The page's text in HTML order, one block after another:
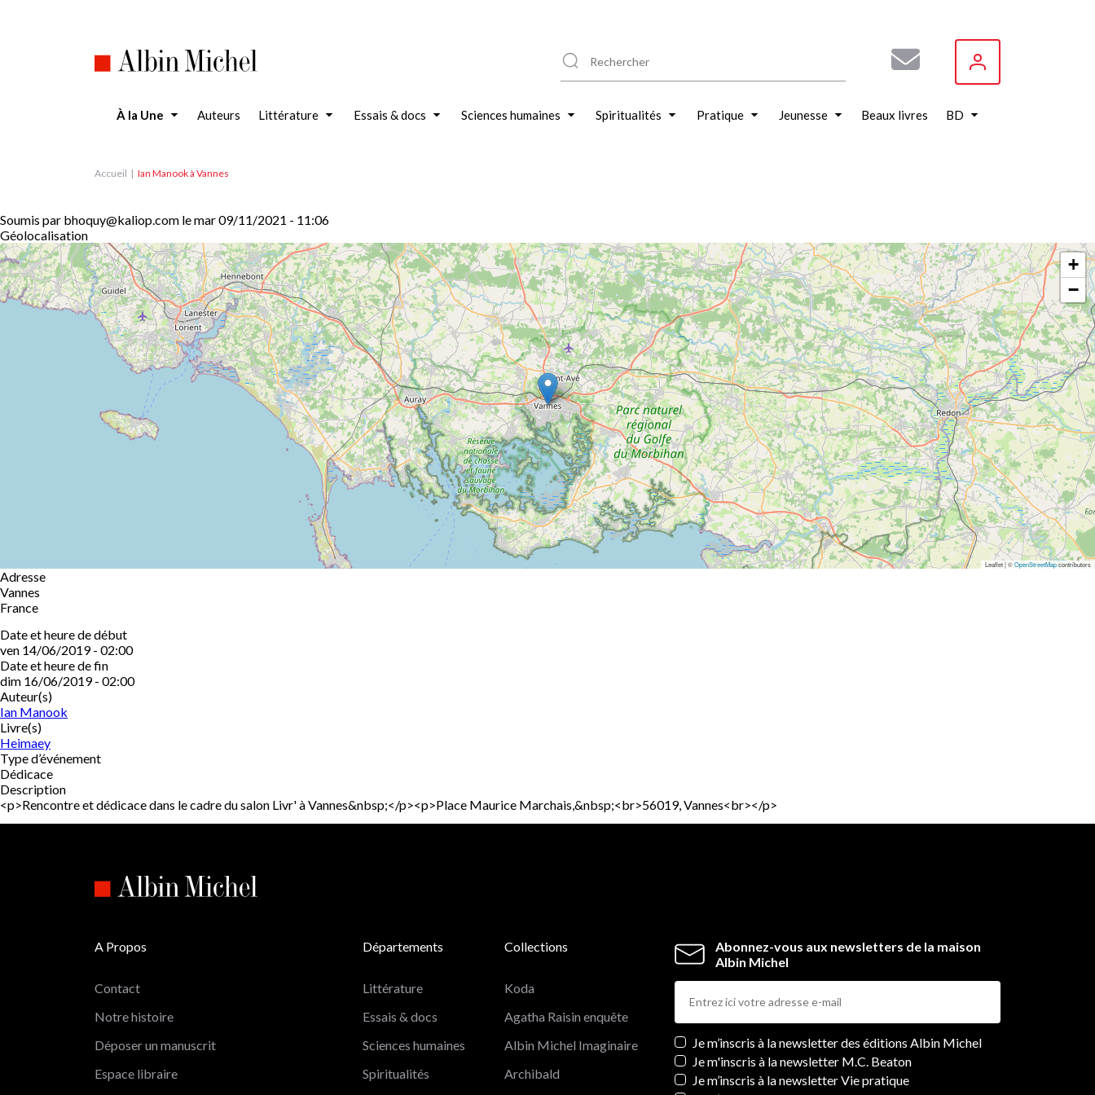
À la Une Auteurs Littérature Essais & docs Sciences humaines Spiritualités Pratique Jeunesse Beaux livres BD
Accueil Ian Manook à Vannes
Soumis par bhoquy@kaliop.com lemar 09/11/2021 - 11:06
Géolocalisation
+
−
Leaflet | ©OpenStreetMapcontributors
Adresse
Vannes
France
Date et heure de début
ven 14/06/2019 - 02:00
Date et heure de fin
dim 16/06/2019 - 02:00
Auteur(s)
Ian Manook
Livre(s)
Heimaey
Type d’événement
Dédicace
Description
<p>Rencontre et dédicace dans le cadre du salon Livr' à Vannes&nbsp;</p><p>Place Maurice Marchais,&nbsp;<br>56019, Vannes<br></p>
Abonnez-vous aux newsletters de la maison
Albin Michel
Newsletters
Je m’inscris à la newsletter des éditions Albin Michel
Je m'inscris à la newsletter M.C. Beaton
Je m’inscris à la newsletter Vie pratique
A Propos
Contact
Notre histoire
Déposer un manuscrit
Espace libraire
Départements
Littérature
Essais & docs
Sciences humaines
Spiritualités
Collections
Koda
Agatha Raisin enquête
Albin Michel Imaginaire
Archibald